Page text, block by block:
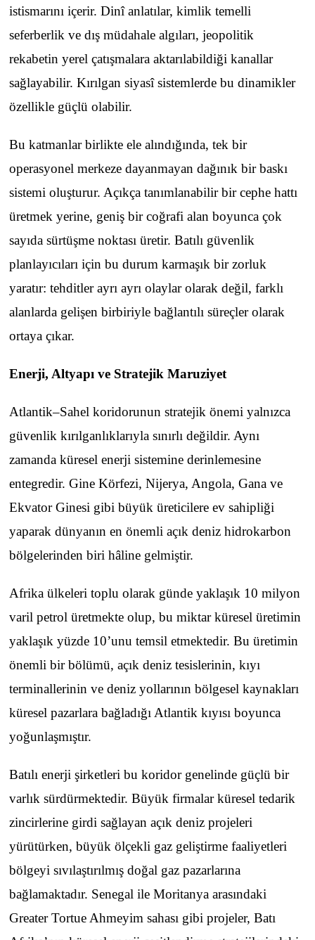
istismarını içerir. Dinî anlatılar, kimlik temelli
seferberlik ve dış müdahale algıları, jeopolitik
rekabetin yerel çatışmalara aktarılabildiği kanallar
sağlayabilir. Kırılgan siyasî sistemlerde bu dinamikler
özellikle güçlü olabilir.
Bu katmanlar birlikte ele alındığında, tek bir
operasyonel merkeze dayanmayan dağınık bir baskı
sistemi oluşturur. Açıkça tanımlanabilir bir cephe hattı
üretmek yerine, geniş bir coğrafi alan boyunca çok
sayıda sürtüşme noktası üretir. Batılı güvenlik
planlayıcıları için bu durum karmaşık bir zorluk
yaratır: tehditler ayrı ayrı olaylar olarak değil, farklı
alanlarda gelişen birbiriyle bağlantılı süreçler olarak
ortaya çıkar.
Enerji, Altyapı ve Stratejik Maruziyet
Atlantik–Sahel koridorunun stratejik önemi yalnızca
güvenlik kırılganlıklarıyla sınırlı değildir. Aynı
zamanda küresel enerji sistemine derinlemesine
entegredir. Gine Körfezi, Nijerya, Angola, Gana ve
Ekvator Ginesi gibi büyük üreticilere ev sahipliği
yaparak dünyanın en önemli açık deniz hidrokarbon
bölgelerinden biri hâline gelmiştir.
Afrika ülkeleri toplu olarak günde yaklaşık 10 milyon
varil petrol üretmekte olup, bu miktar küresel üretimin
yaklaşık yüzde 10’unu temsil etmektedir. Bu üretimin
önemli bir bölümü, açık deniz tesislerinin, kıyı
terminallerinin ve deniz yollarının bölgesel kaynakları
küresel pazarlara bağladığı Atlantik kıyısı boyunca
yoğunlaşmıştır.
Batılı enerji şirketleri bu koridor genelinde güçlü bir
varlık sürdürmektedir. Büyük firmalar küresel tedarik
zincirlerine girdi sağlayan açık deniz projeleri
yürütürken, büyük ölçekli gaz geliştirme faaliyetleri
bölgeyi sıvılaştırılmış doğal gaz pazarlarına
bağlamaktadır. Senegal ile Moritanya arasındaki
Greater Tortue Ahmeyim sahası gibi projeler, Batı